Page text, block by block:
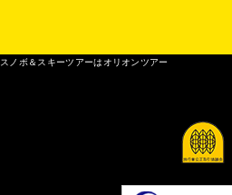
スノボ＆スキーツアーはオリオンツアー